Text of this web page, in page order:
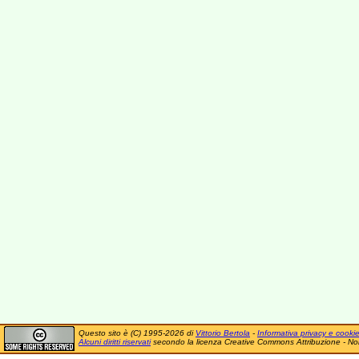
Questo sito è (C) 1995-2026 di Vittorio Bertola - Informativa privacy e cookie
Alcuni diritti riservatisecondo la licenza Creative Commons Attribuzione -